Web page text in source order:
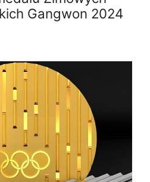
Gangwon 2024